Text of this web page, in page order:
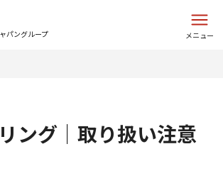
パングループ メニュー
ング｜取り扱い注意